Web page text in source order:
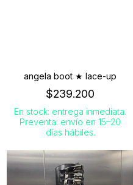
angela boot ★ lace-up
$239.200
En stock: entrega inmediata.
Preventa: envío en 15–20
días hábiles.